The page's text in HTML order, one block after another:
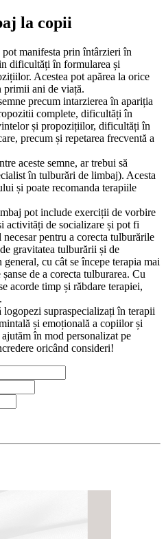
la copii
manifesta prin întârzieri în
dificultăți în formularea și
Acestea pot apărea la orice
primii ani de viață.
precum intarzierea în apariția
complete, dificultăți în
și propozițiilor, dificultăți în
precum și repetarea frecventă a
aceste semne, ar trebui să
în tulburări de limbaj). Acesta
și poate recomanda terapiile
pot include exerciții de vorbire
activități de socializare și pot fi
pentru a corecta tulburările
gravitatea tulburării și de
cu cât se începe terapia mai
de a corecta tulburarea. Cu
acorde timp și răbdare terapiei,
supraspecializați în terapii
și emoțională a copiilor și
în mod personalizat pe
oricând consideri!